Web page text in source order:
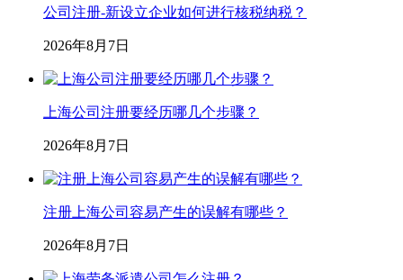
公司注册-新设立企业如何进行核税纳税？
2026年8月7日
上海公司注册要经历哪几个步骤？
2026年8月7日
注册上海公司容易产生的误解有哪些？
2026年8月7日